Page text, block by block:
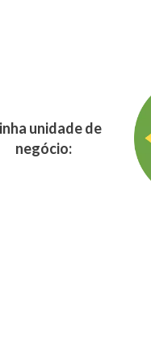
unidade de
negócio: